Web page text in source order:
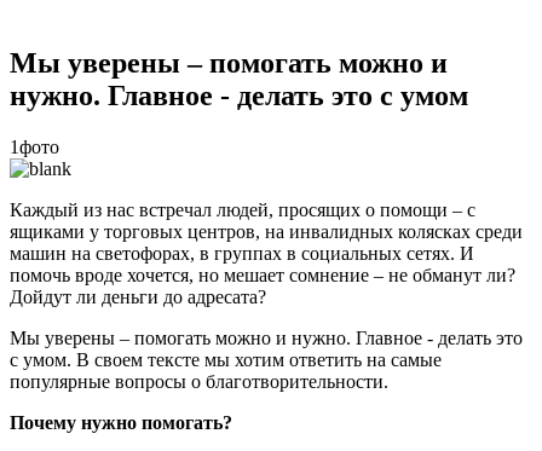
Мы уверены – помогать можно и
нужно. Главное - делать это с умом
1фото
Каждый из нас встречал людей, просящих о помощи – с
ящиками у торговых центров, на инвалидных колясках среди
машин на светофорах, в группах в социальных сетях. И
помочь вроде хочется, но мешает сомнение – не обманут ли?
Дойдут ли деньги до адресата?
Мы уверены – помогать можно и нужно. Главное - делать это
с умом. В своем тексте мы хотим ответить на самые
популярные вопросы о благотворительности.
Почему нужно помогать?